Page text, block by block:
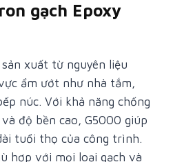
gạch Epoxy
xuất từ nguyên liệu
ẩm ướt như nhà tắm,
núc. Với khả năng chống
độ bền cao, G5000 giúp
tuổi thọ của công trình.
hợp với mọi loại gạch và